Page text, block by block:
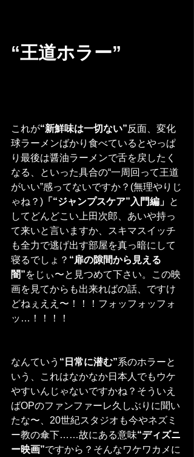
“王道ホラー”
これが“新鮮味は一切ない”反面、変化
球ラーメンばかり食べているとやっぱ
り最後は醤油ラーメンで舌を戻したく
なる、といった具合の“一周回って王道
がいい”感ってないですか？(無理やりじ
ゃね？) 「“ジャンプスケア”入門編」 と
してどんどこい上田次郎、あいや持っ
て来いと言いますか、スキマスイッチ
も全力で逃げ出す部屋を真っ暗にして
寝るでしょ？ “扉の隙間から見える
闇”をじぃ〜と見つめて下さい。この映
画を見てからも出来ればの話、ですけ
どねぇええ〜！！！フォッフォッフォ
ッ…！！！！
なんていう “日常に潜む”系のホラーと
いう、これはなかなか日本人でもウケ
やすいんじゃないですかね？そういえ
ばOPのファンファーレ久しぶりに聞い
たな〜、20世紀スタジオも今やネズミ
ー教の傘下……故にある意味“ディズニ
ー映画”ですから？そんなワケワカメに